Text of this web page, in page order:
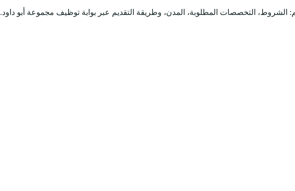
التخصصات المطلوبة، المدن، وطريقة التقديم عبر بوابة توظيف مجموعة أبو داود.